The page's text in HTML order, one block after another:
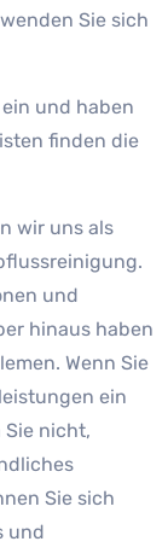
Sie sich
und haben
finden die
wir uns als
und
hinaus haben
Wenn Sie
ein
Sie nicht,
Sie sich
und